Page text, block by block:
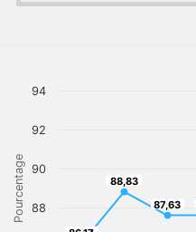
Pourcentage 88,83
88,83
87,63
87,63
88
90
92
94